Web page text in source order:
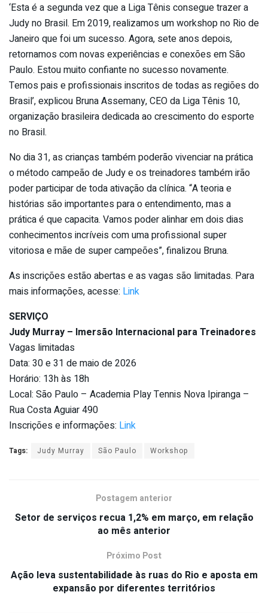
‘Esta é a segunda vez que a Liga Tênis consegue trazer a
Judy no Brasil. Em 2019, realizamos um workshop no Rio de
Janeiro que foi um sucesso. Agora, sete anos depois,
retornamos com novas experiências e conexões em São
Paulo. Estou muito confiante no sucesso novamente.
Temos pais e profissionais inscritos de todas as regiões do
Brasil’, explicou Bruna Assemany, CEO da Liga Tênis 10,
organização brasileira dedicada ao crescimento do esporte
no Brasil.
No dia 31, as crianças também poderão vivenciar na prática
o método campeão de Judy e os treinadores também irão
poder participar de toda ativação da clínica. “A teoria e
histórias são importantes para o entendimento, mas a
prática é que capacita. Vamos poder alinhar em dois dias
conhecimentos incríveis com uma profissional super
vitoriosa e mãe de super campeões”, finalizou Bruna.
As inscrições estão abertas e as vagas são limitadas. Para
mais informações, acesse: Link
SERVIÇO
Judy Murray – Imersão Internacional para Treinadores
Vagas limitadas
Data: 30 e 31 de maio de 2026
Horário: 13h às 18h
Local: São Paulo – Academia Play Tennis Nova Ipiranga –
Rua Costa Aguiar 490
Inscrições e informações: Link
Tags: Judy Murray São Paulo Workshop
Postagem anterior
Setor de serviços recua 1,2% em março, em relação
ao mês anterior
Próximo Post
Ação leva sustentabilidade às ruas do Rio e aposta em
expansão por diferentes territórios